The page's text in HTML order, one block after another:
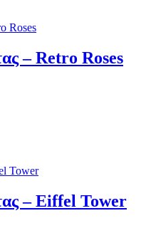
– Retro Roses
– Eiffel Tower